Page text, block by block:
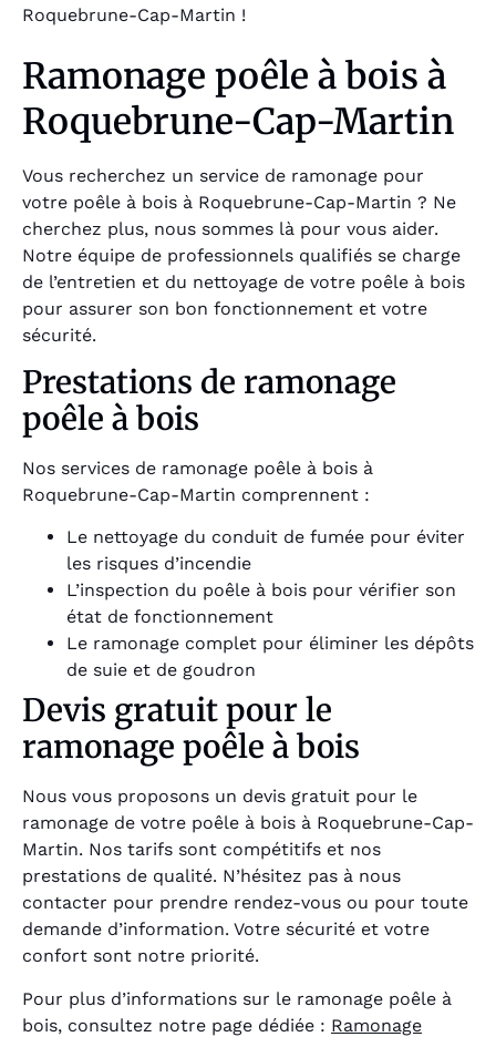
Roquebrune-Cap-Martin !
Ramonage poêle à bois à
Roquebrune-Cap-Martin
Vous recherchez un service de ramonage pour
votre poêle à bois à Roquebrune-Cap-Martin ? Ne
cherchez plus, nous sommes là pour vous aider.
Notre équipe de professionnels qualifiés se charge
de l’entretien et du nettoyage de votre poêle à bois
pour assurer son bon fonctionnement et votre
sécurité.
Prestations de ramonage
poêle à bois
Nos services de ramonage poêle à bois à
Roquebrune-Cap-Martin comprennent :
Le nettoyage du conduit de fumée pour éviter
les risques d’incendie
L’inspection du poêle à bois pour vérifier son
état de fonctionnement
Le ramonage complet pour éliminer les dépôts
de suie et de goudron
Devis gratuit pour le
ramonage poêle à bois
Nous vous proposons un devis gratuit pour le
ramonage de votre poêle à bois à Roquebrune-Cap-
Martin. Nos tarifs sont compétitifs et nos
prestations de qualité. N’hésitez pas à nous
contacter pour prendre rendez-vous ou pour toute
demande d’information. Votre sécurité et votre
confort sont notre priorité.
Pour plus d’informations sur le ramonage poêle à
bois, consultez notre page dédiée : Ramonage